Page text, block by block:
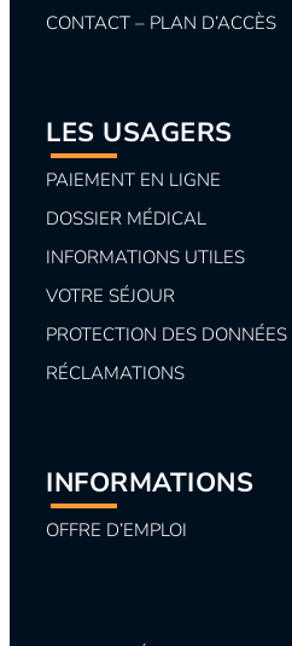
CONTACT – PLAN D’ACCÈS
LES USAGERS
PAIEMENT EN LIGNE
DOSSIER MÉDICAL
INFORMATIONS UTILES
VOTRE SÉJOUR
PROTECTION DES DONNÉES
RÉCLAMATIONS
INFORMATIONS
OFFRE D’EMPLOI